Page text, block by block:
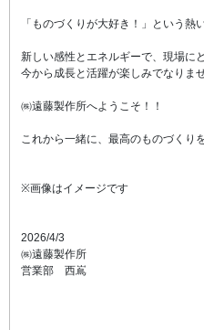
「ものづくりが大好き！」という熱
新しい感性とエネルギーで、現場に
今から成長と活躍が楽しみでなりま
㈱遠藤製作所へようこそ！！
これから一緒に、最高のものづくり
※画像はイメージです
2026/4/3
㈱遠藤製作所
営業部 西嶌